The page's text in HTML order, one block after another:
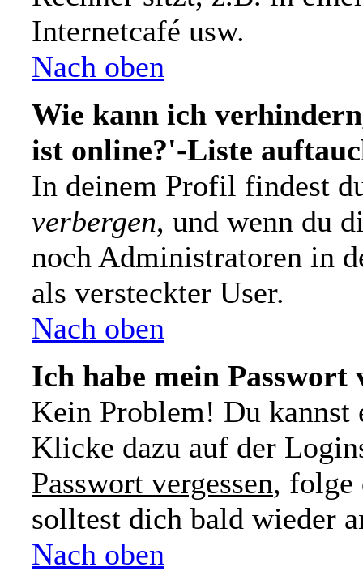
Internetcafé usw.
Nach oben
Wie kann ich
ist online?'-Liste
In deinem Profil findest
verbergen, und wenn du
noch Administratoren in
als versteckter User.
Nach oben
Ich habe mein Passwort
Kein Problem! Du kannst
Klicke dazu auf der
Passwort vergessen, folge
solltest dich bald wieder
Nach oben